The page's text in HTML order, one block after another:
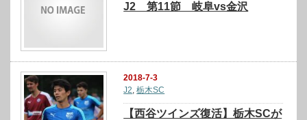
J2 第11節 岐阜vs金沢
2018-7-3
J2,栃木SC
【西谷ツインズ復活】栃木SCが